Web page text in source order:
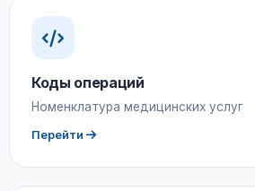
Коды операций
Номенклатура медицинских услуг
Перейти